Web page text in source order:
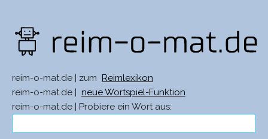
reim-o-mat.de | zum
Reimlexikon
reim-o-mat.de |
neue Wortspiel-Funktion
reim-o-mat.de | Probiere ein Wort aus: